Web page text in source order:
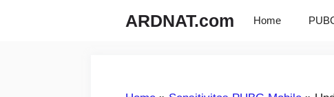
ARDNAT.com Home